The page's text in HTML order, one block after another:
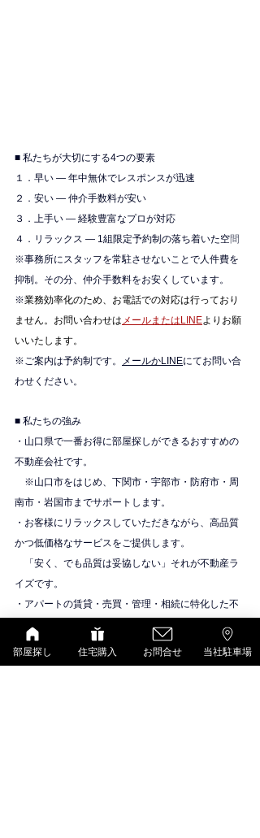
■ 私たちが大切にする4つの要素
１．早い — 年中無休でレスポンスが迅速
２．安い — 仲介手数料が安い
３．上手い — 経験豊富なプロが対応
４．リラックス — 1組限定予約制の落ち着いた空間
※事務所にスタッフを常駐させないことで人件費を
抑制。その分、仲介手数料をお安くしています。
※業務効率化のため、お電話での対応は行っており
ません。お問い合わせは メールまたはLINEよりお願
いいたします。
※ご案内は予約制です。
メールかLINEにてお問い合
わせください。
■ 私たちの強み
・山口県で一番お得に部屋探しができるおすすめの
不動産会社です。
※山口市をはじめ、下関市・宇部市・防府市・周
南市・岩国市までサポートします。
・お客様にリラックスしていただきながら、高品質
かつ低価格なサービスをご提供します。
「安く、でも品質は妥協しない」それが不動産ラ
イズです。
・アパートの賃貸・売買・管理・相続に特化した不
物件紹介
シャーメゾン（積水ハウス）
部屋探し 住宅購入 お問合せ 当社駐車場